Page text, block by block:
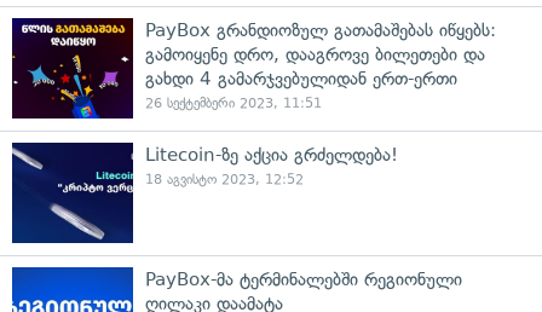
PayBox გრანდიოზულ გათამაშებას იწყებს:
გამოიყენე დრო, დააგროვე ბილეთები და
გახდი 4 გამარჯვებულიდან ერთ-ერთი
26 სექტემბერი 2023, 11:51
Litecoin-ზე აქცია გრძელდება!
18 აგვისტო 2023, 12:52
PayBox-მა ტერმინალებში რეგიონული
ღილაკი დაამატა